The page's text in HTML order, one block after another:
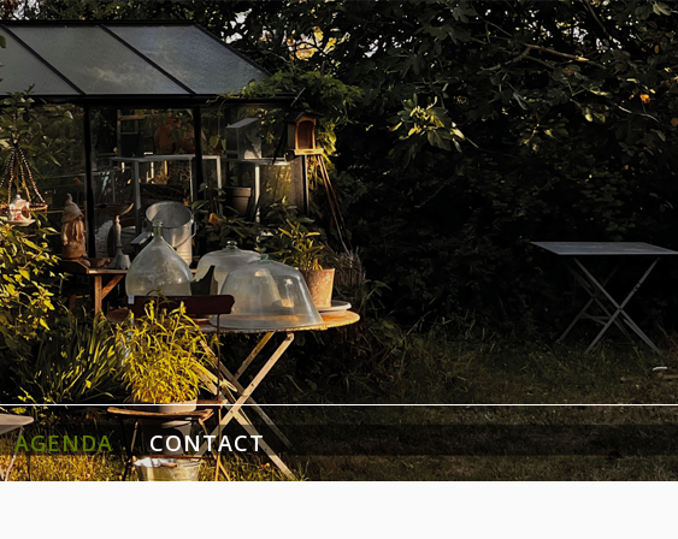
AGENDA CONTACT